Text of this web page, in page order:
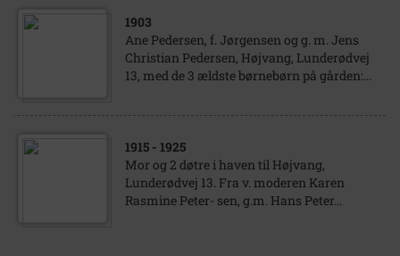
1903
Ane Pedersen, f. Jørgensen og g. m. Jens
Christian Pedersen, Højvang, Lunderødvej
13, med de 3 ældste børnebørn på gården:...
1915 - 1925
Mor og 2 døtre i haven til Højvang,
Lunderødvej 13. Fra v. moderen Karen
Rasmine Peter- sen, g.m. Hans Peter...